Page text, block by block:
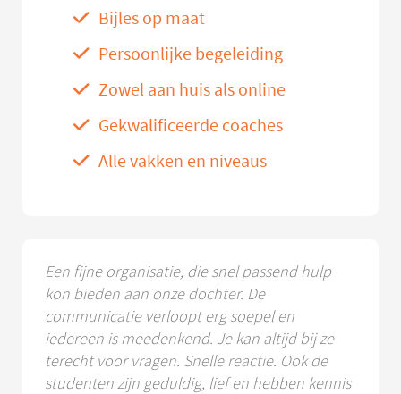
Bijles op maat
Persoonlijke begeleiding
Zowel aan huis als online
Gekwalificeerde coaches
Alle vakken en niveaus
Een fijne organisatie, die snel passend hulp
kon bieden aan onze dochter. De
communicatie verloopt erg soepel en
iedereen is meedenkend. Je kan altijd bij ze
terecht voor vragen. Snelle reactie. Ook de
studenten zijn geduldig, lief en hebben kennis